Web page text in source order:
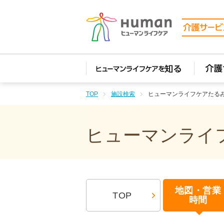
TOP 施設検索 ヒューマンライフケアたる
ヒューマンライ
TOP
地図・営業
時間